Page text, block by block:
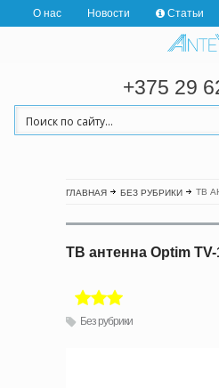
О нас Новости Статьи
+375 29
ГЛАВНАЯ БЕЗ РУБРИКИ ТВ
ТВ антенна Optim TV-
Без рубрики